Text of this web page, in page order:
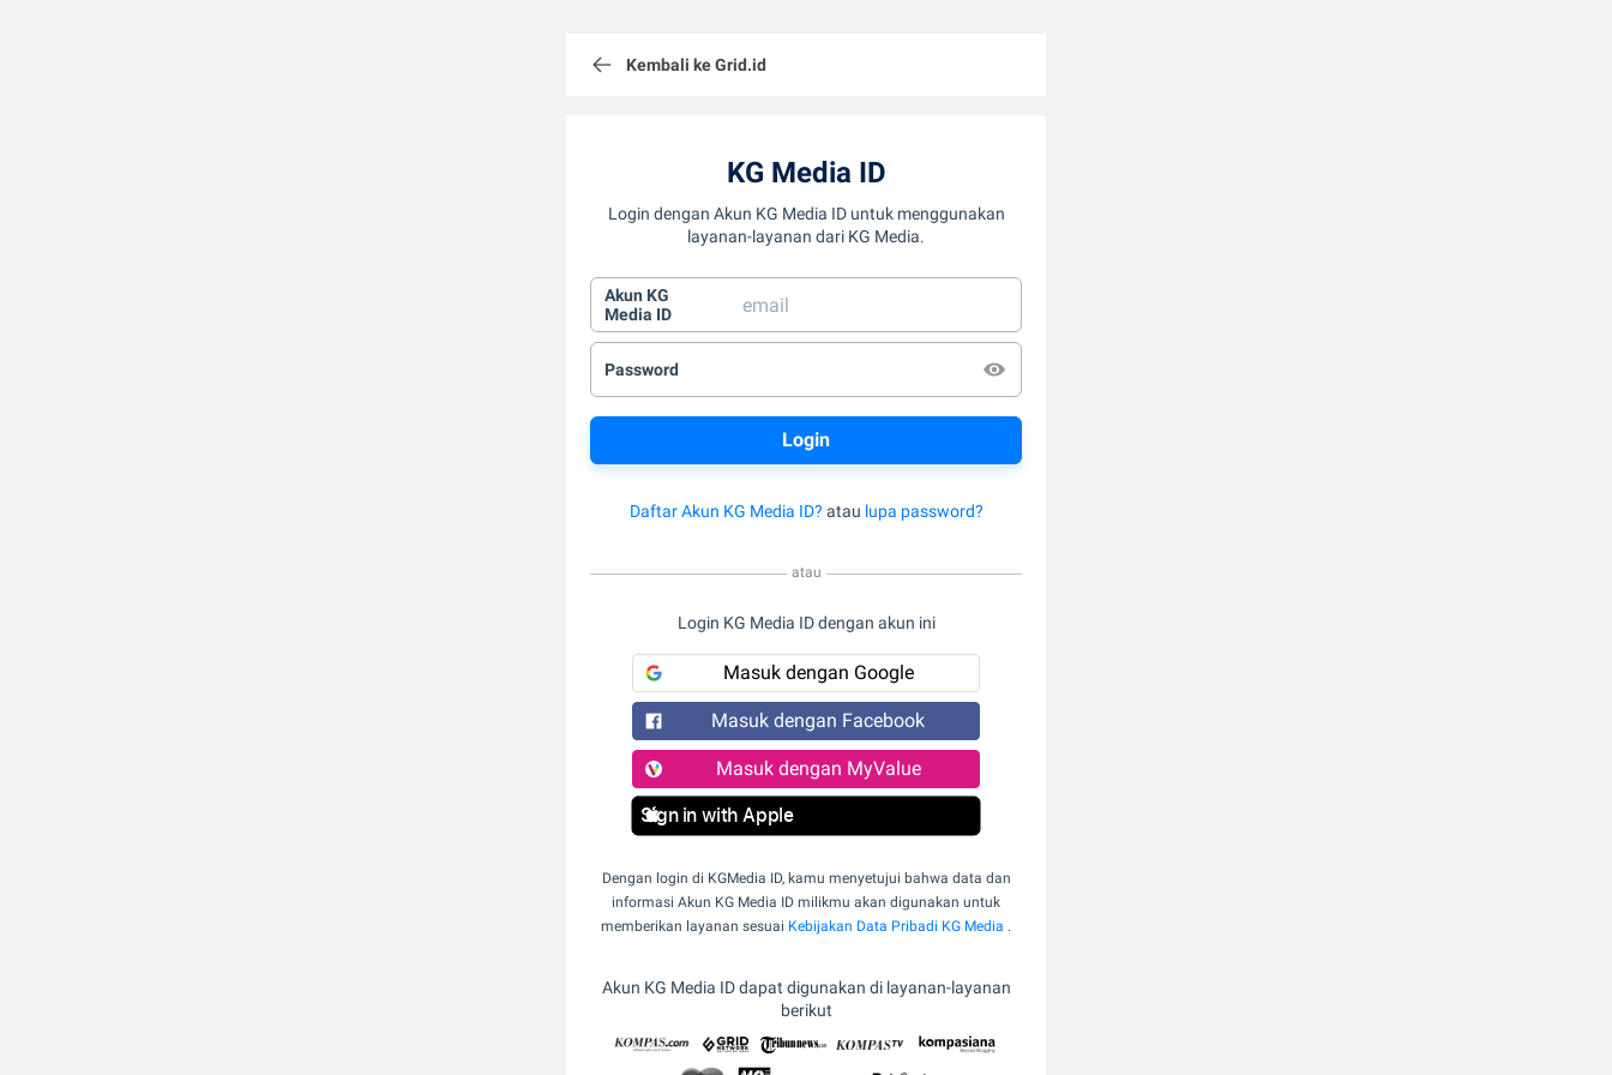
Kembali ke Grid.id
KG Media ID
Login dengan Akun KG Media ID untuk menggunakan
layanan-layanan dari KG Media.
Akun KG
Media ID
Password
Daftar Akun KG Media ID? atau lupa password?
atau
Login KG Media ID dengan akun ini
Masuk dengan Google
Masuk dengan Facebook
Masuk dengan MyValue
Sign in with Apple
Dengan login di KGMedia ID, kamu menyetujui bahwa data dan
informasi Akun KG Media ID milikmu akan digunakan untuk
memberikan layanan sesuai Kebijakan Data Pribadi KG Media .
Akun KG Media ID dapat digunakan di layanan-layanan
berikut